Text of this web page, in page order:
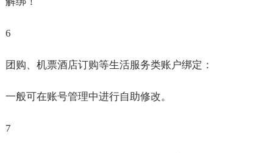
6
团购、机票酒店订购等生活服务类账户绑定：
一般可在账号管理中进行自助修改。
7